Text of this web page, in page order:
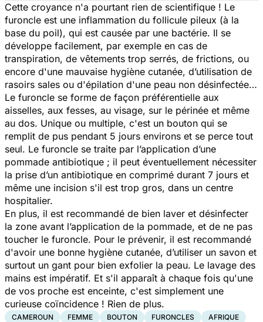
Cette croyance n'a pourtant rien de scientifique ! Le
furoncle est une inflammation du follicule pileux (à la
base du poil), qui est causée par une bactérie. Il se
développe facilement, par exemple en cas de
transpiration, de vêtements trop serrés, de frictions, ou
encore d'une mauvaise hygiène cutanée, d’utilisation de
rasoirs sales ou d'épilation d'une peau non désinfectée…
Le furoncle se forme de façon préférentielle aux
aisselles, aux fesses, au visage, sur le périnée et même
au dos. Unique ou multiple, c'est un bouton qui se
remplit de pus pendant 5 jours environs et se perce tout
seul. Le furoncle se traite par l’application d’une
pommade antibiotique ; il peut éventuellement nécessiter
la prise d’un antibiotique en comprimé durant 7 jours et
même une incision s'il est trop gros, dans un centre
hospitalier.
En plus, il est recommandé de bien laver et désinfecter
la zone avant l’application de la pommade, et de ne pas
toucher le furoncle. Pour le prévenir, il est recommandé
d'avoir une bonne hygiène cutanée, d’utiliser un savon et
surtout un gant pour bien exfolier la peau. Le lavage des
mains est impératif. Et s'il apparaît à chaque fois qu'une
de vos proche est enceinte, c'est simplement une
curieuse coïncidence ! Rien de plus.
CAMEROUN FEMME BOUTON FURONCLES AFRIQUE